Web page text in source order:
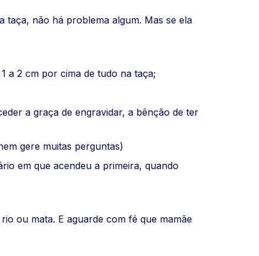
taça, não há problema algum. Mas se ela
a 2 cm por cima de tudo na taça;
a graça de engravidar, a bênção de ter
gere muitas perguntas)
em que acendeu a primeira, quando
ou mata. E aguarde com fé que mamãe